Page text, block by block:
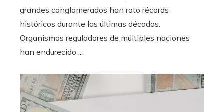
grandes conglomerados han roto récords
históricos durante las últimas décadas.
Organismos reguladores de múltiples naciones
han endurecido ...